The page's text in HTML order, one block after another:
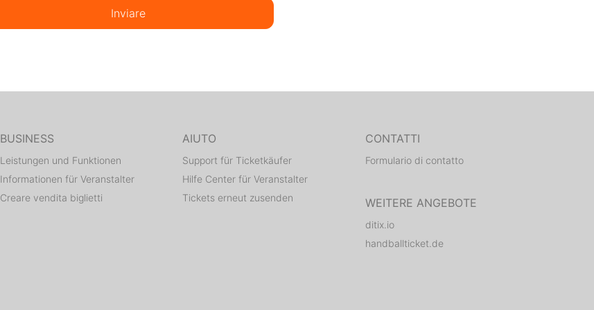
Inviare
BUSINESS
Leistungen und Funktionen
Informationen für Veranstalter
Creare vendita biglietti
AIUTO
Support für Ticketkäufer
Hilfe Center für Veranstalter
Tickets erneut zusenden
CONTATTI
Formulario di contatto
WEITERE ANGEBOTE
ditix.io
handballticket.de